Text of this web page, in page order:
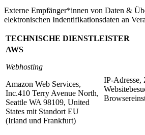
Externe Empfänger*innen von Daten &
elektronischen Indentifikationsdaten an
TECHNISCHE DIENSTLEISTER
AWS
Webhosting
Amazon Web Services,
Inc.410 Terry Avenue North,
Seattle WA 98109, United
States mit Standort EU
(Irland und Frankfurt)
IP-Adresse,